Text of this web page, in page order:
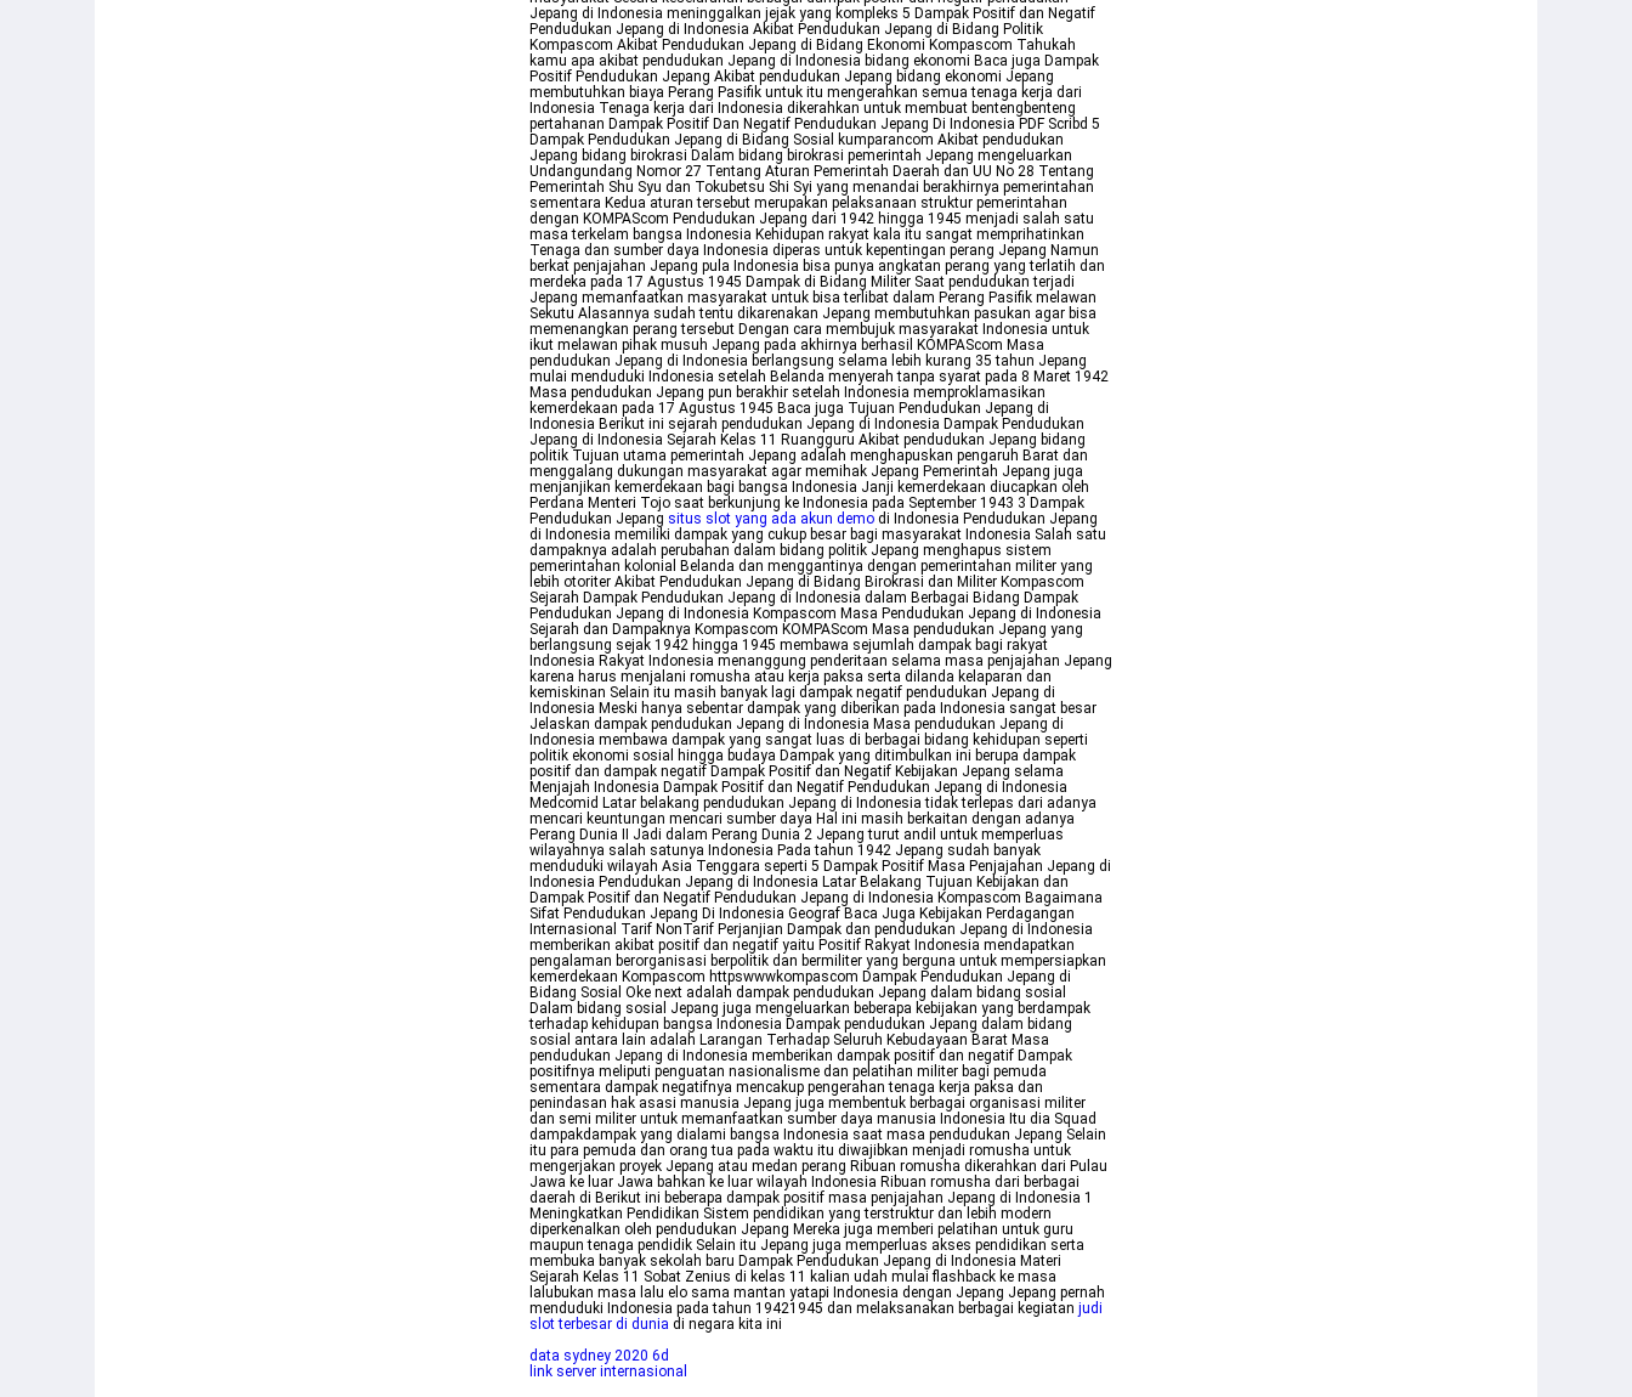
Jepang di Indonesia meninggalkan jejak yang kompleks 5 Dampak Positif dan Negatif
Pendudukan Jepang di Indonesia Akibat Pendudukan Jepang di Bidang Politik
Kompascom Akibat Pendudukan Jepang di Bidang Ekonomi Kompascom Tahukah
kamu apa akibat pendudukan Jepang di Indonesia bidang ekonomi Baca juga Dampak
Positif Pendudukan Jepang Akibat pendudukan Jepang bidang ekonomi Jepang
membutuhkan biaya Perang Pasifik untuk itu mengerahkan semua tenaga kerja dari
Indonesia Tenaga kerja dari Indonesia dikerahkan untuk membuat bentengbenteng
pertahanan Dampak Positif Dan Negatif Pendudukan Jepang Di Indonesia PDF Scribd 5
Dampak Pendudukan Jepang di Bidang Sosial kumparancom Akibat pendudukan
Jepang bidang birokrasi Dalam bidang birokrasi pemerintah Jepang mengeluarkan
Undangundang Nomor 27 Tentang Aturan Pemerintah Daerah dan UU No 28 Tentang
Pemerintah Shu Syu dan Tokubetsu Shi Syi yang menandai berakhirnya pemerintahan
sementara Kedua aturan tersebut merupakan pelaksanaan struktur pemerintahan
dengan KOMPAScom Pendudukan Jepang dari 1942 hingga 1945 menjadi salah satu
masa terkelam bangsa Indonesia Kehidupan rakyat kala itu sangat memprihatinkan
Tenaga dan sumber daya Indonesia diperas untuk kepentingan perang Jepang Namun
berkat penjajahan Jepang pula Indonesia bisa punya angkatan perang yang terlatih dan
merdeka pada 17 Agustus 1945 Dampak di Bidang Militer Saat pendudukan terjadi
Jepang memanfaatkan masyarakat untuk bisa terlibat dalam Perang Pasifik melawan
Sekutu Alasannya sudah tentu dikarenakan Jepang membutuhkan pasukan agar bisa
memenangkan perang tersebut Dengan cara membujuk masyarakat Indonesia untuk
ikut melawan pihak musuh Jepang pada akhirnya berhasil KOMPAScom Masa
pendudukan Jepang di Indonesia berlangsung selama lebih kurang 35 tahun Jepang
mulai menduduki Indonesia setelah Belanda menyerah tanpa syarat pada 8 Maret 1942
Masa pendudukan Jepang pun berakhir setelah Indonesia memproklamasikan
kemerdekaan pada 17 Agustus 1945 Baca juga Tujuan Pendudukan Jepang di
Indonesia Berikut ini sejarah pendudukan Jepang di Indonesia Dampak Pendudukan
Jepang di Indonesia Sejarah Kelas 11 Ruangguru Akibat pendudukan Jepang bidang
politik Tujuan utama pemerintah Jepang adalah menghapuskan pengaruh Barat dan
menggalang dukungan masyarakat agar memihak Jepang Pemerintah Jepang juga
menjanjikan kemerdekaan bagi bangsa Indonesia Janji kemerdekaan diucapkan oleh
Perdana Menteri Tojo saat berkunjung ke Indonesia pada September 1943 3 Dampak
Pendudukan Jepang situs slot yang ada akun demo di Indonesia Pendudukan Jepang
di Indonesia memiliki dampak yang cukup besar bagi masyarakat Indonesia Salah satu
dampaknya adalah perubahan dalam bidang politik Jepang menghapus sistem
pemerintahan kolonial Belanda dan menggantinya dengan pemerintahan militer yang
lebih otoriter Akibat Pendudukan Jepang di Bidang Birokrasi dan Militer Kompascom
Sejarah Dampak Pendudukan Jepang di Indonesia dalam Berbagai Bidang Dampak
Pendudukan Jepang di Indonesia Kompascom Masa Pendudukan Jepang di Indonesia
Sejarah dan Dampaknya Kompascom KOMPAScom Masa pendudukan Jepang yang
berlangsung sejak 1942 hingga 1945 membawa sejumlah dampak bagi rakyat
Indonesia Rakyat Indonesia menanggung penderitaan selama masa penjajahan Jepang
karena harus menjalani romusha atau kerja paksa serta dilanda kelaparan dan
kemiskinan Selain itu masih banyak lagi dampak negatif pendudukan Jepang di
Indonesia Meski hanya sebentar dampak yang diberikan pada Indonesia sangat besar
Jelaskan dampak pendudukan Jepang di Indonesia Masa pendudukan Jepang di
Indonesia membawa dampak yang sangat luas di berbagai bidang kehidupan seperti
politik ekonomi sosial hingga budaya Dampak yang ditimbulkan ini berupa dampak
positif dan dampak negatif Dampak Positif dan Negatif Kebijakan Jepang selama
Menjajah Indonesia Dampak Positif dan Negatif Pendudukan Jepang di Indonesia
Medcomid Latar belakang pendudukan Jepang di Indonesia tidak terlepas dari adanya
mencari keuntungan mencari sumber daya Hal ini masih berkaitan dengan adanya
Perang Dunia II Jadi dalam Perang Dunia 2 Jepang turut andil untuk memperluas
wilayahnya salah satunya Indonesia Pada tahun 1942 Jepang sudah banyak
menduduki wilayah Asia Tenggara seperti 5 Dampak Positif Masa Penjajahan Jepang di
Indonesia Pendudukan Jepang di Indonesia Latar Belakang Tujuan Kebijakan dan
Dampak Positif dan Negatif Pendudukan Jepang di Indonesia Kompascom Bagaimana
Sifat Pendudukan Jepang Di Indonesia Geograf Baca Juga Kebijakan Perdagangan
Internasional Tarif NonTarif Perjanjian Dampak dan pendudukan Jepang di Indonesia
memberikan akibat positif dan negatif yaitu Positif Rakyat Indonesia mendapatkan
pengalaman berorganisasi berpolitik dan bermiliter yang berguna untuk mempersiapkan
kemerdekaan Kompascom httpswwwkompascom Dampak Pendudukan Jepang di
Bidang Sosial Oke next adalah dampak pendudukan Jepang dalam bidang sosial
Dalam bidang sosial Jepang juga mengeluarkan beberapa kebijakan yang berdampak
terhadap kehidupan bangsa Indonesia Dampak pendudukan Jepang dalam bidang
sosial antara lain adalah Larangan Terhadap Seluruh Kebudayaan Barat Masa
pendudukan Jepang di Indonesia memberikan dampak positif dan negatif Dampak
positifnya meliputi penguatan nasionalisme dan pelatihan militer bagi pemuda
sementara dampak negatifnya mencakup pengerahan tenaga kerja paksa dan
penindasan hak asasi manusia Jepang juga membentuk berbagai organisasi militer
dan semi militer untuk memanfaatkan sumber daya manusia Indonesia Itu dia Squad
dampakdampak yang dialami bangsa Indonesia saat masa pendudukan Jepang Selain
itu para pemuda dan orang tua pada waktu itu diwajibkan menjadi romusha untuk
mengerjakan proyek Jepang atau medan perang Ribuan romusha dikerahkan dari Pulau
Jawa ke luar Jawa bahkan ke luar wilayah Indonesia Ribuan romusha dari berbagai
daerah di Berikut ini beberapa dampak positif masa penjajahan Jepang di Indonesia 1
Meningkatkan Pendidikan Sistem pendidikan yang terstruktur dan lebih modern
diperkenalkan oleh pendudukan Jepang Mereka juga memberi pelatihan untuk guru
maupun tenaga pendidik Selain itu Jepang juga memperluas akses pendidikan serta
membuka banyak sekolah baru Dampak Pendudukan Jepang di Indonesia Materi
Sejarah Kelas 11 Sobat Zenius di kelas 11 kalian udah mulai flashback ke masa
lalubukan masa lalu elo sama mantan yatapi Indonesia dengan Jepang Jepang pernah
menduduki Indonesia pada tahun 19421945 dan melaksanakan berbagai kegiatan judi
slot terbesar di dunia di negara kita ini
data sydney 2020 6d
link server internasional